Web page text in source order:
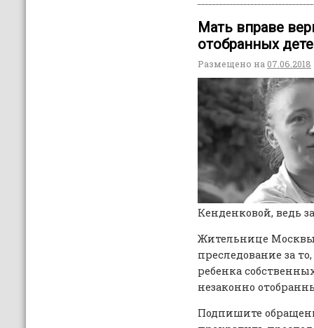
Мать вправе
отобранных
Размещено на 07.06.2018
Кенденковой, ведь
Жительнице Москвы
преследование за
ребенка
незаконно
Подпишите